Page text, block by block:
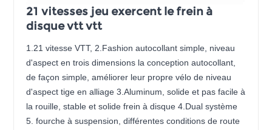
21 vitesses jeu exercent le frein à
disque vtt vtt
1.21 vitesse VTT, 2.Fashion autocollant simple, niveau
d'aspect en trois dimensions la conception autocollant,
de façon simple, améliorer leur propre vélo de niveau
d'aspect tige en alliage 3.Aluminum, solide et pas facile à
la rouille, stable et solide frein à disque 4.Dual système
5. fourche à suspension, différentes conditions de route